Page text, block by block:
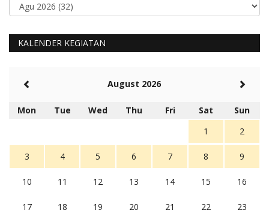
KALENDER KEGIATAN
August 2026
Mon Tue Wed Thu Fri Sat
Sun
1
2
3 4 5 6 7 8 9
10 11 12 13 14 15 16
17 18 19 20 21 22 23